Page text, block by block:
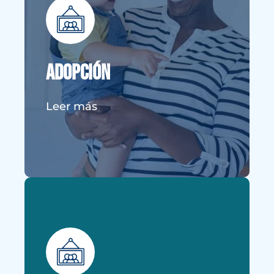
Adopción
Leer más
La adopción es un evento alegre
para cualquier familia, y en Texas,
existen diversas formas de ampliar
tu familia a través de la adopción.
VER MÁS DETALLES
Familiar de Texas
Si te encuentras insatisfecho con la